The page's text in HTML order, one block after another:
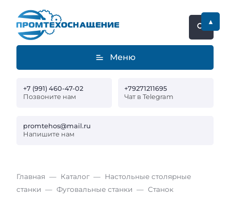
Меню
+7 (991) 460-47-02
Позвоните нам
+79271211695
Чат в Telegram
promtehos@mail.ru
Напишите нам
Главная Каталог
Настольные столярные
станки
Фуговальные станки
Станок
▲